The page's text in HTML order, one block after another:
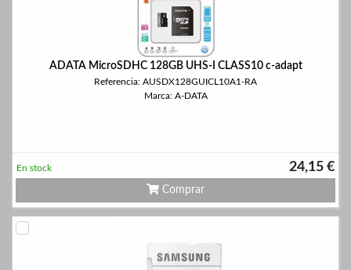
ADATA MicroSDHC 128GB UHS-I CLASS10 c-adapt
Referencia: AUSDX128GUICL10A1-RA
Marca: A-DATA
24,15 €
En stock
Comprar